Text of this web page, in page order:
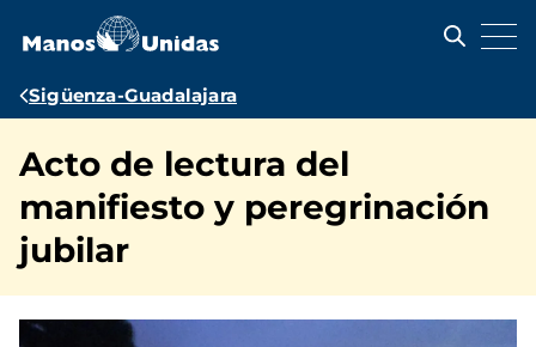
contenido
Ruta
navegación
Sigüenza-Guadalajara
Acto de lectura del
manifiesto y peregrinación
jubilar